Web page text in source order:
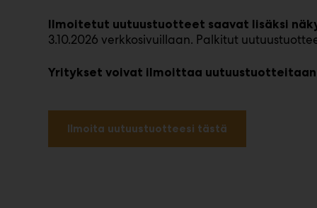
Ilmoitetut uutuustuotteet saavat lisäksi
3.10.2026 verkkosivuillaan. Palkitut
Yritykset voivat ilmoittaa uutuustuotteitaan
Ilmoita uutuustuotteesi tästä